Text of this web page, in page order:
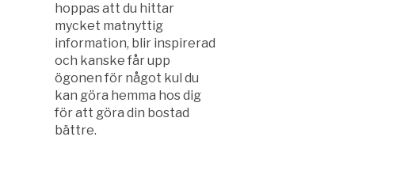
hoppas att du hittar
mycket matnyttig
information, blir inspirerad
och kanske får upp
ögonen för något kul du
kan göra hemma hos dig
för att göra din bostad
bättre.